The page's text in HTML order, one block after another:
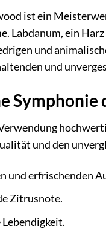
ist ein
Labdanum, ein
und
und
Symphonie
und den
und erfrischenden
Zitrusnote.